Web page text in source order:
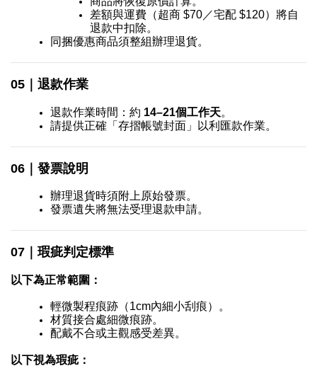
差額與運費（超商 $70／宅配 $120）將自
退款中扣除。
同捆優惠商品須整組辦理退貨。
05｜退款作業
退款作業時間：約 14–21個工作天。
請提供正確「存摺帳號封面」以利匯款作業。
06｜發票說明
辦理退貨時須附上原始發票。
發票遺失將無法受理退款申請。
07｜瑕疵判定標準
以下為正常範圍：
輕微製程痕跡（1cm內細小刮痕）。
材質接合處細微痕跡。
配戴不合或主觀感受差異。
以下視為瑕疵：